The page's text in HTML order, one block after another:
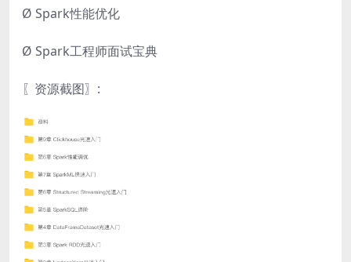
Ø Spark性能优化
Ø Spark工程师面试宝典
〖资源截图〗: